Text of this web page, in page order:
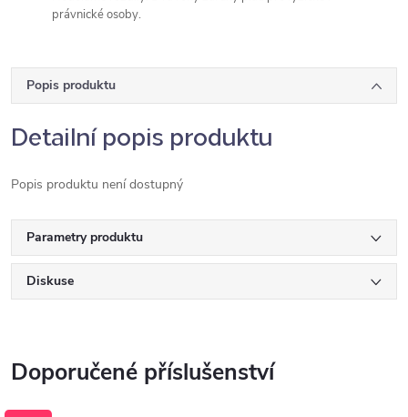
právnické osoby.
Popis produktu
Detailní popis produktu
Popis produktu není dostupný
Parametry produktu
Diskuse